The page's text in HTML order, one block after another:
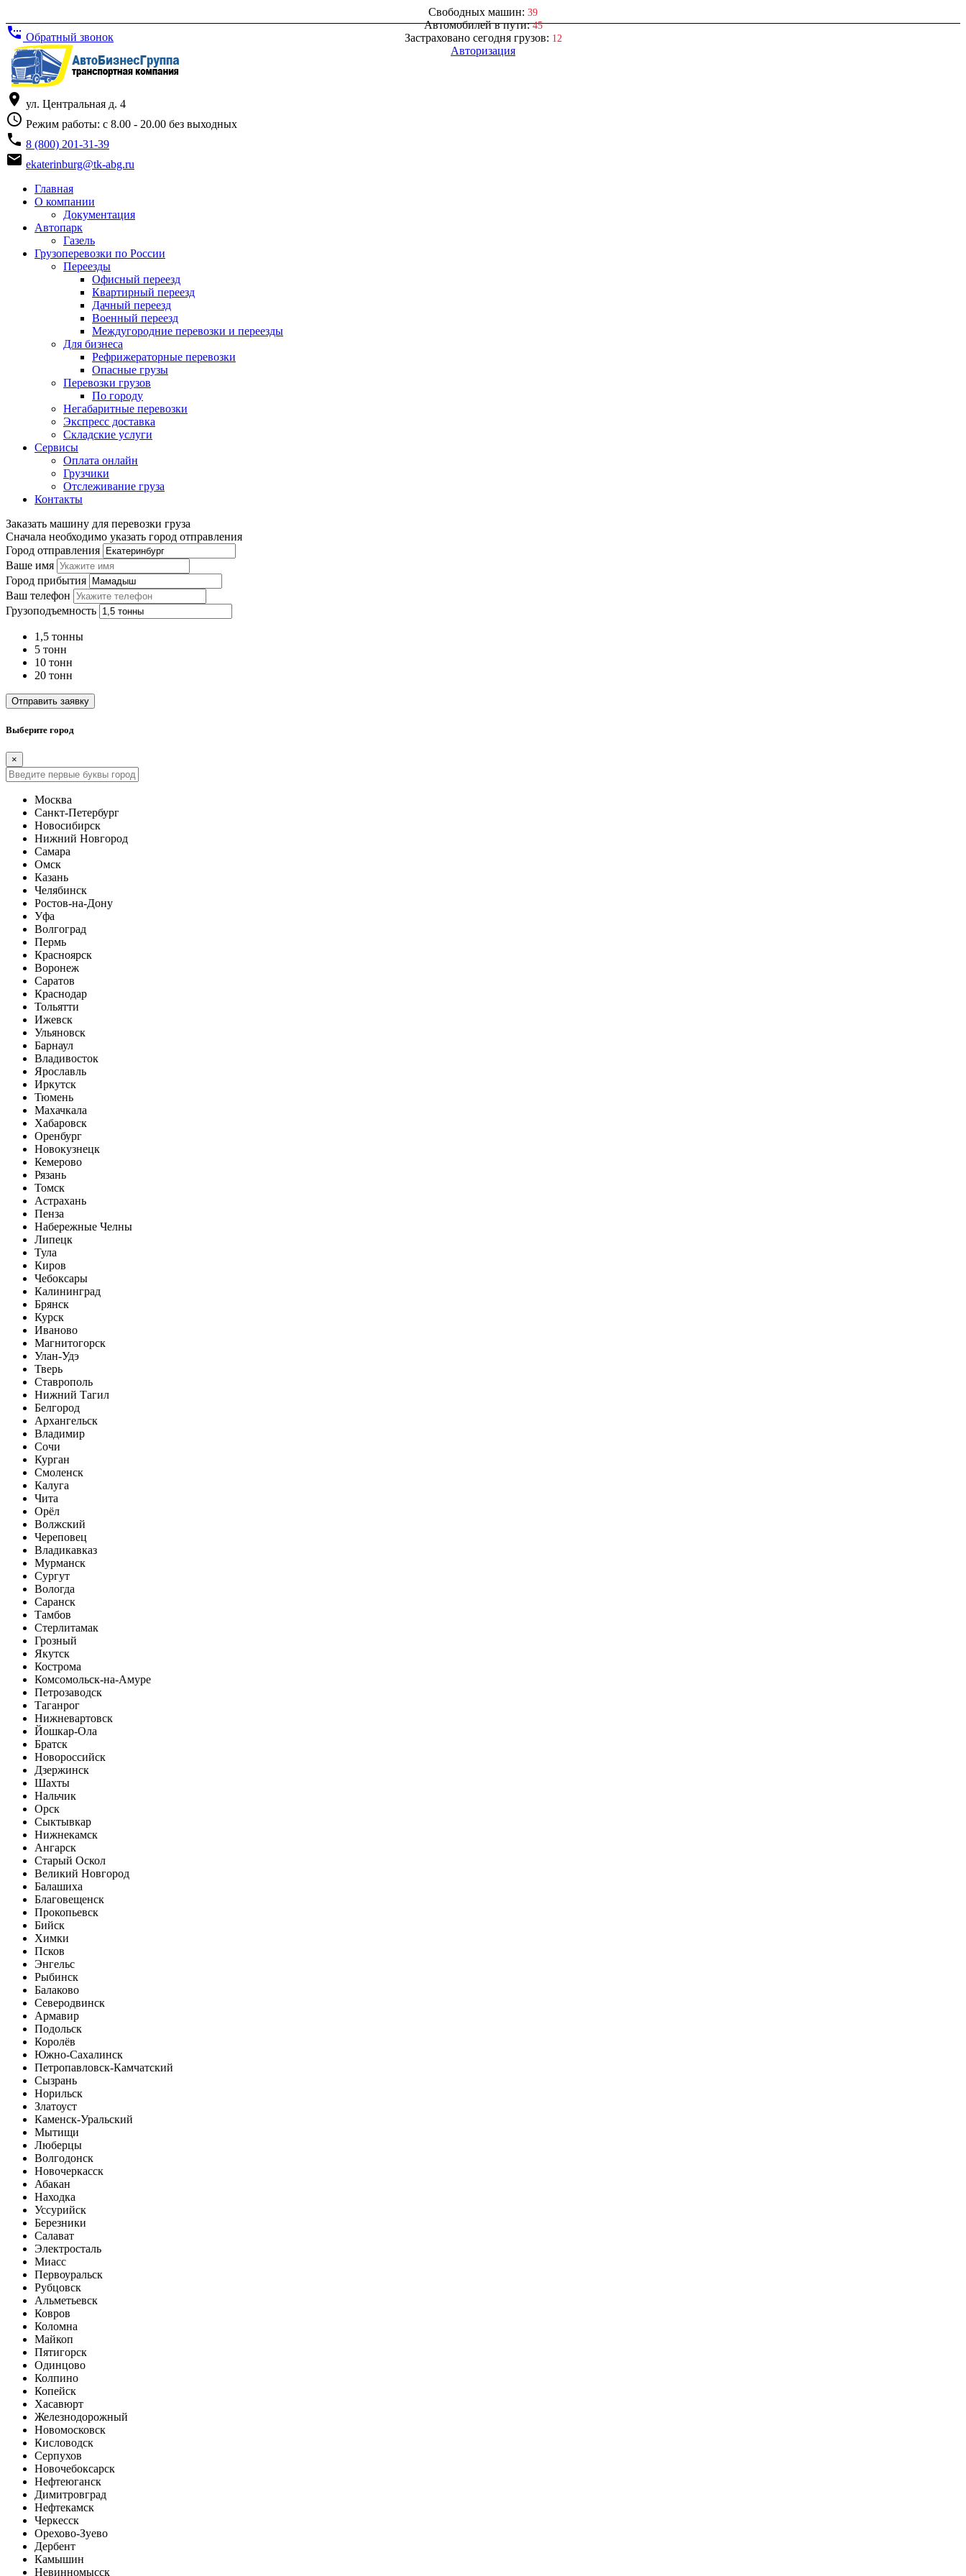
Свободных машин: 39
Автомобилей в пути:45
Застраховано сегодня грузов: 12
Авторизация
settings_phone Обратный звонок
place ул. Центральная д. 4
access_time Режим работы: с 8.00 - 20.00 без выходных
phone 8 (800) 201-31-39
email ekaterinburg@tk-abg.ru
Главная
О компании
Документация
Автопарк
Газель
Грузоперевозки по России
Переезды
Офисный переезд
Квартирный переезд
Дачный переезд
Военный переезд
Междугородние перевозки и переезды
Для бизнеса
Рефрижераторные перевозки
Опасные грузы
Перевозки грузов
По городу
Негабаритные перевозки
Экспресс доставка
Складские услуги
Сервисы
Оплата онлайн
Грузчики
Отслеживание груза
Контакты
Заказать машину для перевозки груза
Сначала необходимо указать город отправления
Город отправления
Ваше имя
Город прибытия
Ваш телефон
Грузоподъемность
1,5 тонны
5 тонн
10 тонн
20 тонн
Отправить заявку
Выберите город
×
Москва
Санкт-Петербург
Новосибирск
Нижний Новгород
Самара
Омск
Казань
Челябинск
Ростов-на-Дону
Уфа
Волгоград
Пермь
Красноярск
Воронеж
Саратов
Краснодар
Тольятти
Ижевск
Ульяновск
Барнаул
Владивосток
Ярославль
Иркутск
Тюмень
Махачкала
Хабаровск
Оренбург
Новокузнецк
Кемерово
Рязань
Томск
Астрахань
Пенза
Набережные Челны
Липецк
Тула
Киров
Чебоксары
Калининград
Брянск
Курск
Иваново
Магнитогорск
Улан-Удэ
Тверь
Ставрополь
Нижний Тагил
Белгород
Архангельск
Владимир
Сочи
Курган
Смоленск
Калуга
Чита
Орёл
Волжский
Череповец
Владикавказ
Мурманск
Сургут
Вологда
Саранск
Тамбов
Стерлитамак
Грозный
Якутск
Кострома
Комсомольск-на-Амуре
Петрозаводск
Таганрог
Нижневартовск
Йошкар-Ола
Братск
Новороссийск
Дзержинск
Шахты
Нальчик
Орск
Сыктывкар
Нижнекамск
Ангарск
Старый Оскол
Великий Новгород
Балашиха
Благовещенск
Прокопьевск
Бийск
Химки
Псков
Энгельс
Рыбинск
Балаково
Северодвинск
Армавир
Подольск
Королёв
Южно-Сахалинск
Петропавловск-Камчатский
Сызрань
Норильск
Златоуст
Каменск-Уральский
Мытищи
Люберцы
Волгодонск
Новочеркасск
Абакан
Находка
Уссурийск
Березники
Салават
Электросталь
Миасс
Первоуральск
Рубцовск
Альметьевск
Ковров
Коломна
Майкоп
Пятигорск
Одинцово
Колпино
Копейск
Хасавюрт
Железнодорожный
Новомосковск
Кисловодск
Серпухов
Новочебоксарск
Нефтеюганск
Димитровград
Нефтекамск
Черкесск
Орехово-Зуево
Дербент
Камышин
Невинномысск